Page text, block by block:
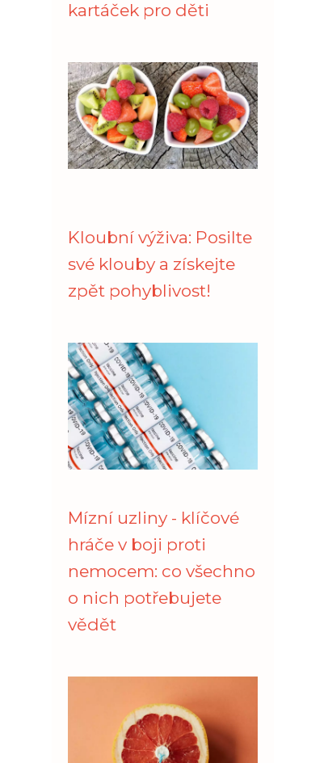
kartáček pro děti
Kloubní výživa: Posilte
své klouby a získejte
zpět pohyblivost!
Mízní uzliny - klíčové
hráče v boji proti
nemocem: co všechno
o nich potřebujete
vědět